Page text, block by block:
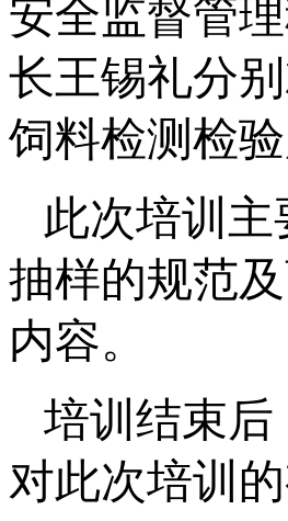
安全监督管
长王锡礼分
饲料检测检
此次培训
抽样的规范
内容。
培训结束
对此次培训